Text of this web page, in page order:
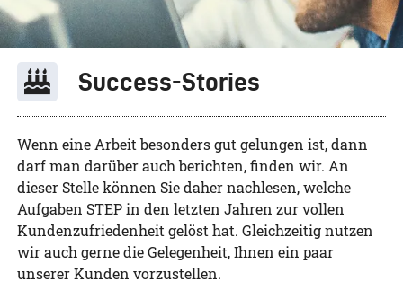
Success-Stories
Wenn eine Arbeit besonders gut gelungen ist, dann
darf man darüber auch berichten, finden wir. An
dieser Stelle können Sie daher nachlesen, welche
Aufgaben STEP in den letzten Jahren zur vollen
Kundenzufriedenheit gelöst hat. Gleichzeitig nutzen
wir auch gerne die Gelegenheit, Ihnen ein paar
unserer Kunden vorzustellen.